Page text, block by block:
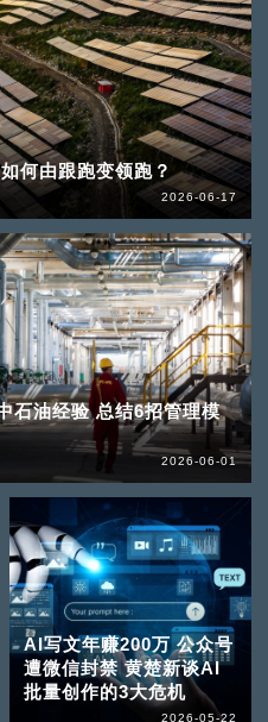
何由跟跑变领跑？
2026-06-17
石油经验 总结6招管理模
2026-06-01
AI写文年赚200万 公众号
遭微信封禁 黄楚新谈AI
批量创作的3大危机
2026-05-22